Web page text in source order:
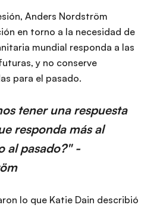
Anders Nordström
en torno a la necesidad de
mundial responda a las
y no conserve
para el pasado.
tener una respuesta
responda más al
al pasado?" -
lo que Katie Dain describió